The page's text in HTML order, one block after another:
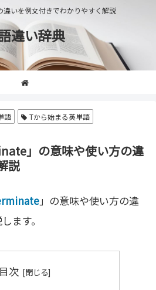
違いを例文付きでわかりやすく解説
違い辞典
語 Tから始まる英単語
」の意味や使い方の違
説
」の意味や使い方の違
ます。
目次